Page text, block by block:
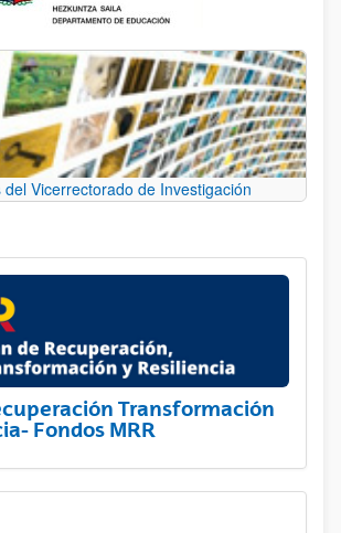
Vicerrectorado de Investigación
Transformación
Fondos MRR